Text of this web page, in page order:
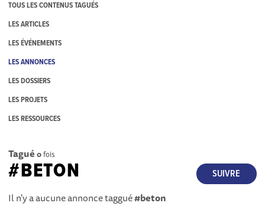
TOUS LES CONTENUS TAGUÉS
LES ARTICLES
LES ÉVÉNEMENTS
LES ANNONCES
LES DOSSIERS
LES PROJETS
LES RESSOURCES
Tagué 0fois
SUIVRE
#BETON
Il n'y a aucune annonce taggué#beton